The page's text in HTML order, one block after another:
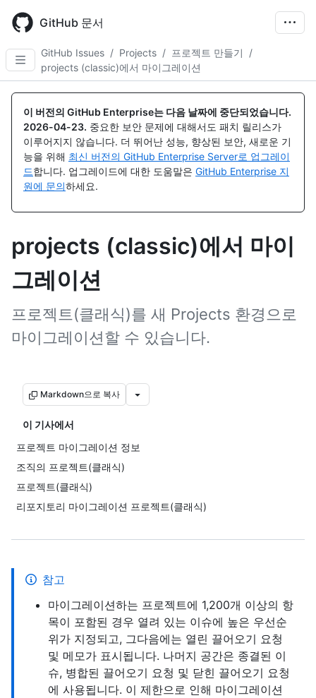
main
content
GitHub 문서
GitHub Issues / Projects / 프로젝트 만들기
/
projects (classic)에서 마이그레이션
이 버전의 GitHub Enterprise는 다음 날짜에 중단되었습니다.
2026-04-23. 중요한 보안 문제에 대해서도 패치 릴리스가
이루어지지 않습니다. 더 뛰어난 성능, 향상된 보안, 새로운 기
능을 위해 최신 버전의 GitHub Enterprise Server로 업그레이
드합니다. 업그레이드에 대한 도움말은 GitHub Enterprise 지
원에 문의하세요.
projects (classic)에서 마이
그레이션
프로젝트(클래식)를 새 Projects 환경으로
마이그레이션할 수 있습니다.
Markdown으로 복사
이 기사에서
프로젝트 마이그레이션 정보
조직의 프로젝트(클래식)
프로젝트(클래식)
리포지토리 마이그레이션 프로젝트(클래식)
참고
마이그레이션하는 프로젝트에 1,200개 이상의 항
목이 포함된 경우 열려 있는 이슈에 높은 우선순
위가 지정되고, 그다음에는 열린 끌어오기 요청
및 메모가 표시됩니다. 나머지 공간은 종결된 이
슈, 병합된 끌어오기 요청 및 닫힌 끌어오기 요청
에 사용됩니다. 이 제한으로 인해 마이그레이션